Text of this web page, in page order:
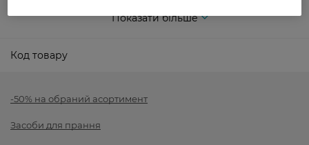
Показати більше
Код товару
-50% на обраний асортимент
Засоби для прання